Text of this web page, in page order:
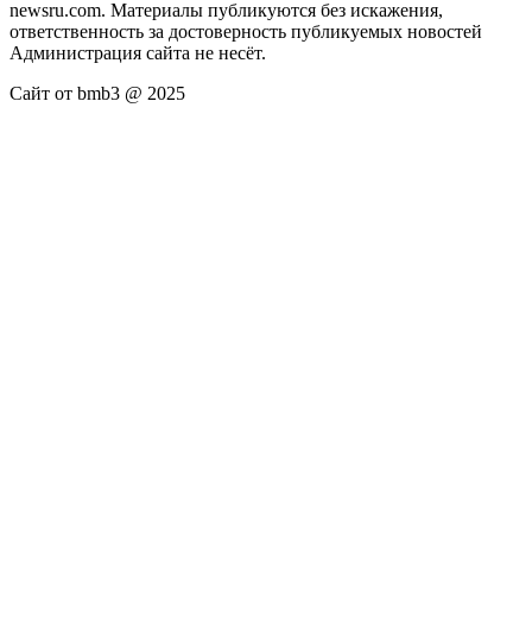
newsru.com. Материалы публикуются без искажения,
ответственность за достоверность публикуемых новостей
Администрация сайта не несёт.
Сайт от bmb3 @ 2025